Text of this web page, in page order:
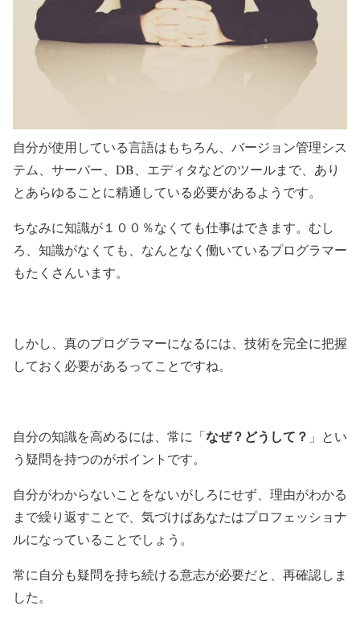
自分が使用している言語はもちろん、バージョン管理シス
テム、サーバー、DB、エディタなどのツールまで、あり
とあらゆることに精通している必要があるようです。
ちなみに知識が１００％なくても仕事はできます。むし
ろ、知識がなくても、なんとなく働いているプログラマー
もたくさんいます。
しかし、真のプログラマーになるには、技術を完全に把握
しておく必要があるってことですね。
自分の知識を高めるには、常に「なぜ？どうして？ 」とい
う疑問を持つのがポイントです。
自分がわからないことをないがしろにせず、理由がわかる
まで繰り返すことで、気づけばあなたはプロフェッショナ
ルになっていることでしょう。
常に自分も疑問を持ち続ける意志が必要だと、再確認しま
した。